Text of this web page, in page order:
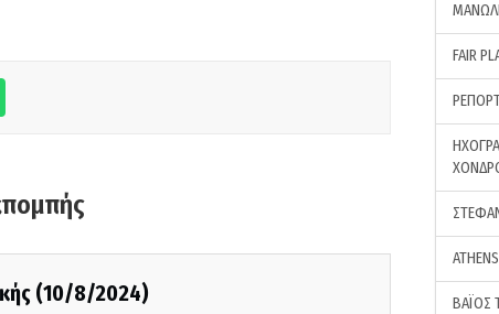
(10/8/2024)
FAIR
ΒΑΪΟΣ